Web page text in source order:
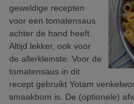
geweldige recepten
voor een tomatensaus
achter de hand heeft.
Altijd lekker, ook voor
de allerkleinste. Voor de
tomatensaus in dit
recept gebruikt Yotam
smaakbom is. De (optionele)